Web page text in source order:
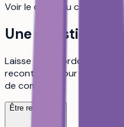
Voir le détail du calcul
Une question
Laisse tes coordonnées,
recontacte pour en
de compte.
Être recontacté